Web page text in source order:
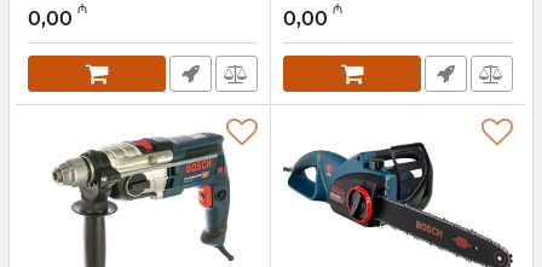
Artikul:
0,00 ₼
Artikul:
0,00 ₼